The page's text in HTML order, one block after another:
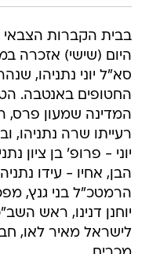
בבית הקברות הצבאי
סא"ל יוני נתניהו,
החטופים באנטבה.
המדינה שמעון פרס,
רעייתו שרה נתניהו,
יוני - פרופ' בן ציון
הבן, אחיו - עידו
הרמטכ"ל בני גנץ,
יוחנן דנינו, ראש
לישראל מאיר לאו,